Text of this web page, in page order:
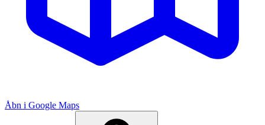
Åbn i Google Maps